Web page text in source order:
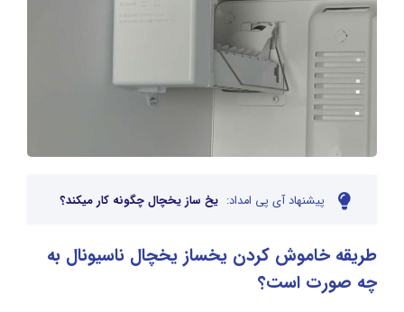
پیشنهاد آی پی امداد: یخ ساز یخچال چگونه کار میکند؟
طریقه خاموش کردن یخساز یخچال ناسیونال به
چه صورت است؟